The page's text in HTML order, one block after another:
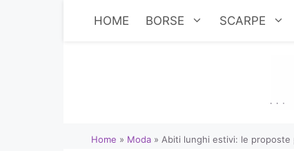
HOME BORSE SCARPE
Home » Moda » Abiti lunghi estivi: le